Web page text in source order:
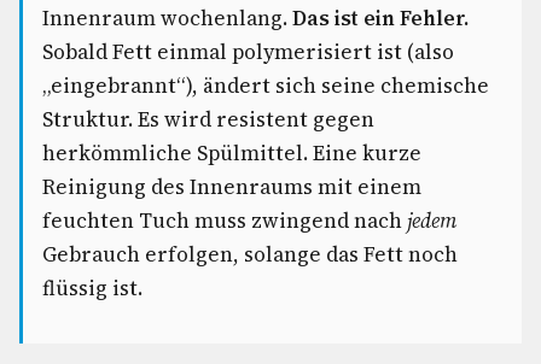
Innenraum wochenlang.Das ist ein Fehler.
Sobald Fett einmal polymerisiert ist (also
„eingebrannt“), ändert sich seine chemische
Struktur. Es wird resistent gegen
herkömmliche Spülmittel. Eine kurze
Reinigung des Innenraums mit einem
feuchten Tuch muss zwingend nach jedem
Gebrauch erfolgen, solange das Fett noch
flüssig ist.